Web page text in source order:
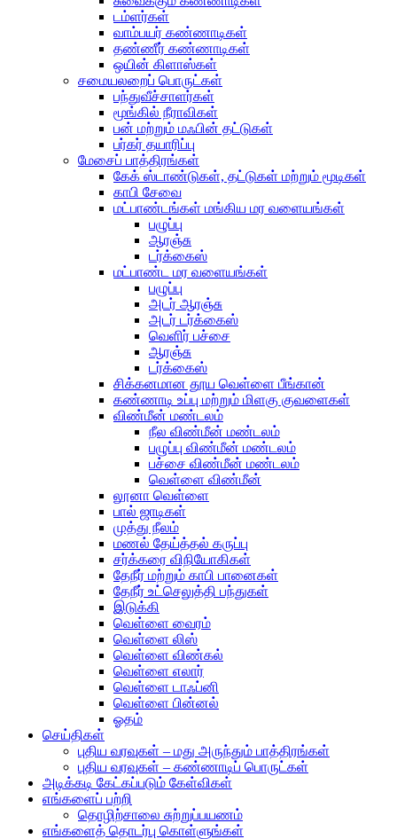
டம்ளர்கள்
வாம்பயர் கண்ணாடிகள்
தண்ணீர் கண்ணாடிகள்
ஒயின் கிளாஸ்கள்
சமையலறைப் பொருட்கள்
பந்துவீச்சாளர்கள்
மூங்கில் நீராவிகள்
பன் மற்றும் மஃபின் தட்டுகள்
பர்கர் தயாரிப்பு
மேசைப் பாத்திரங்கள்
கேக் ஸ்டாண்டுகள், தட்டுகள் மற்றும் மூடிகள்
காபி சேவை
மட்பாண்டங்கள் மங்கிய மர வளையங்கள்
பழுப்பு
ஆரஞ்சு
டர்க்கைஸ்
மட்பாண்ட மர வளையங்கள்
பழுப்பு
அடர் ஆரஞ்சு
அடர் டர்க்கைஸ்
வெளிர் பச்சை
ஆரஞ்சு
டர்க்கைஸ்
சிக்கனமான தூய வெள்ளை பீங்கான்
கண்ணாடி உப்பு மற்றும் மிளகு குவளைகள்
விண்மீன் மண்டலம்
நீல விண்மீன் மண்டலம்
பழுப்பு விண்மீன் மண்டலம்
பச்சை விண்மீன் மண்டலம்
வெள்ளை விண்மீன்
லூனா வெள்ளை
பால் ஜாடிகள்
முத்து நீலம்
மணல் தேய்த்தல் கருப்பு
சர்க்கரை விநியோகிகள்
தேநீர் மற்றும் காபி பானைகள்
தேநீர் உட்செலுத்தி பந்துகள்
இடுக்கி
வெள்ளை வைரம்
வெள்ளை லிஸ்
வெள்ளை விண்கல்
வெள்ளை எலார்
வெள்ளை டாஃப்னி
வெள்ளை பின்னல்
ஓதம்
செய்திகள்
புதிய வரவுகள் – மது அருந்தும் பாத்திரங்கள்
புதிய வரவுகள் – கண்ணாடிப் பொருட்கள்
அடிக்கடி கேட்கப்படும் கேள்விகள்
எங்களைப் பற்றி
தொழிற்சாலை சுற்றுப்பயணம்
எங்களைத் தொடர்பு கொள்ளுங்கள்